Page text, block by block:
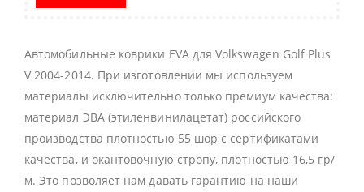
Автомобильные коврики EVA для Volkswagen Golf Plus
V 2004-2014. При изготовлении мы используем
материалы исключительно только премиум качества:
материал ЭВА (этиленвинилацетат) российского
производства плотностью 55 шор с сертификатами
качества, и окантовочную стропу, плотностью 16,5 гр/
м. Это позволяет нам давать гарантию на наши